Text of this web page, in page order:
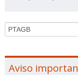
Aviso